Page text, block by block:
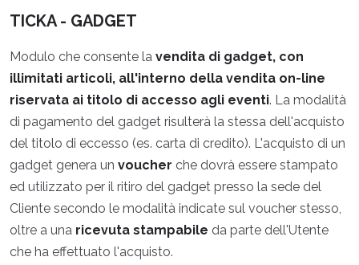
TICKA - GADGET
Modulo che consente la vendita di gadget, con
illimitati articoli, all'interno della vendita on-line
riservata ai titolo di accesso agli eventi. La modalità
di pagamento del gadget risulterà la stessa dell'acquisto
del titolo di eccesso (es. carta di credito). L'acquisto di un
gadget genera un voucher che dovrà essere stampato
ed utilizzato per il ritiro del gadget presso la sede del
Cliente secondo le modalità indicate sul voucher stesso,
oltre a una ricevuta stampabile da parte dell'Utente
che ha effettuato l'acquisto.